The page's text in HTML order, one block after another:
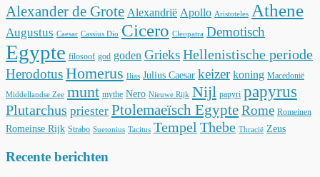
Alexander de Grote Alexandrië Apollo Aristoteles Athene
Augustus Caesar Cassius Dio Cicero Cleopatra Demotisch
Egypte filosoof god goden GrieksHellenistische periode
HerodotusHomerus Ilias Julius Caesar keizer koning Macedonië
Middellandse Zee munt mythe Nero Nieuwe Rijk Nijl papyri papyrus
Plutarchus priester Ptolemaeïsch EgypteRome Romeinen
Romeinse Rijk Strabo Suetonius Tacitus Tempel Thebe Thracië Zeus
Recente berichten